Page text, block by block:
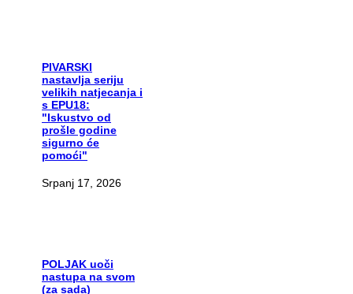
PIVARSKI
nastavlja seriju
velikih natjecanja i
s EPU18:
"Iskustvo od
prošle godine
sigurno će
pomoći"
Srpanj 17, 2026
POLJAK uoči
nastupa na svom
(za sada)